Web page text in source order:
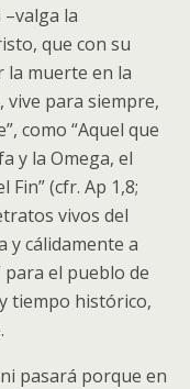
la
que con su
la muerte en la
vive para siempre,
como “Aquel que
y la Omega, el
(cfr. Ap 1,8;
vivos del
y cálidamente a
para el pueblo de
tiempo histórico,
pasará porque en